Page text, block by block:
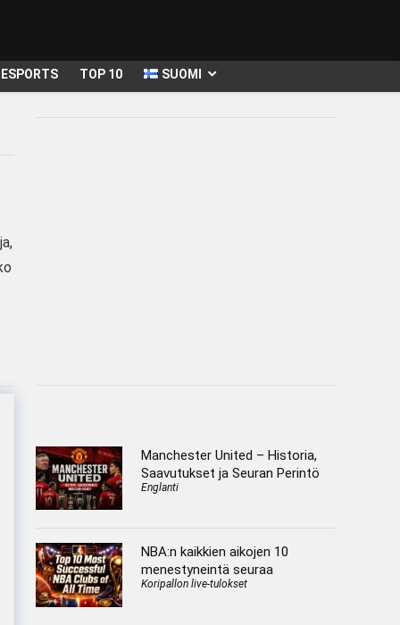
ESPORTS TOP 10 SUOMI
Manchester United – Historia,
Saavutukset ja Seuran Perintö
Englanti
NBA:n kaikkien aikojen 10
menestyneintä seuraa
Koripallon live-tulokset